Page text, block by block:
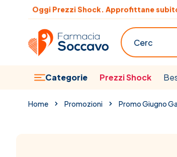
Salta al contenuto
Oggi Prezzi Shock. Approfittane
Categorie Prezzi Shock
Cerca
Home Promozioni Promo Giugno